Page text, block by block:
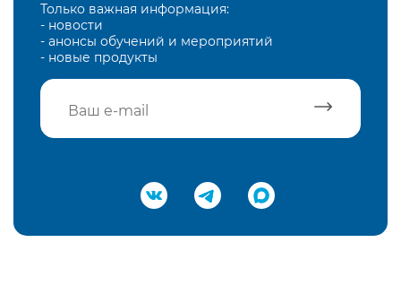
Только важная информация:
- новости
- анонсы обучений и мероприятий
- новые продукты
Подтвердить e-mail